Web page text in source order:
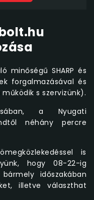
minőségű SHARP és
forgalmazásával és
s szervizünk).
a Nyugati
néhány percre
is
hogy 08-22-ig
időszakában
illetve választhat